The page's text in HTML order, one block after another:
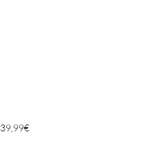
39,99€